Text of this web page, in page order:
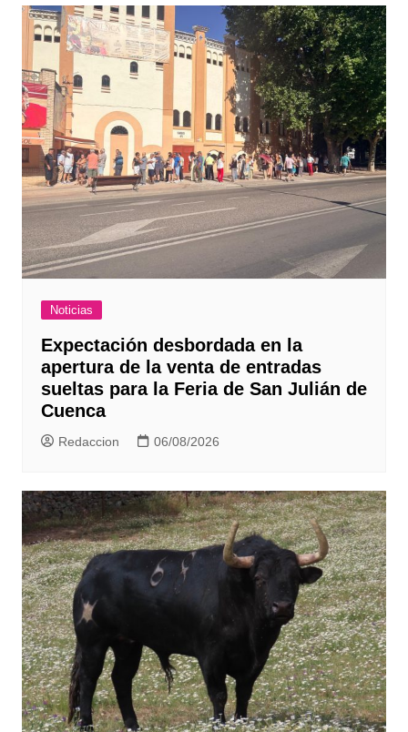
Noticias
Expectación desbordada en la
apertura de la venta de entradas
sueltas para la Feria de San Julián de
Cuenca
Redaccion 06/08/2026